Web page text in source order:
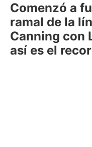
Comenzó a
ramal de la
Canning con
así es el